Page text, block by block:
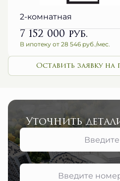
2-комнатная
7 152 000руб.
В ипотеку от 28 546 руб./мес.
Оставить заявку на
Уточнить